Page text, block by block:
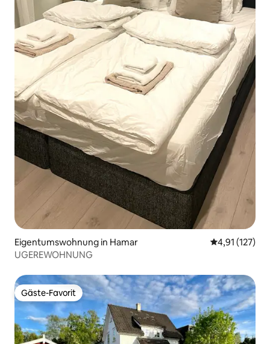
Eigentumswohnung in Hamar
4,91 (127)
UGEREWOHNUNG
Gäste-Favorit
Gäste-Favorit